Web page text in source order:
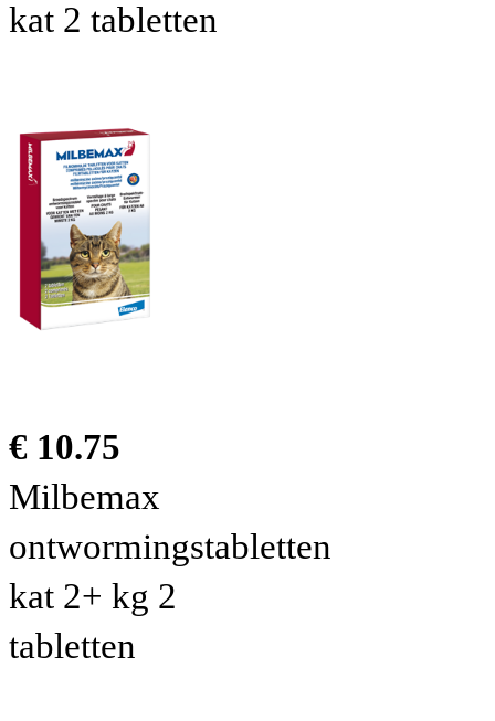
kat 2 tabletten
€ 10.75
Milbemax
ontwormingstabletten
kat 2+ kg 2
tabletten